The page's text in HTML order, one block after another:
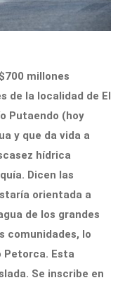
millones
de la localidad de El
Putaendo (hoy
y que da vida a
hídrica
Dicen las
orientada a
de los grandes
comunidades, lo
Petorca. Esta
Se inscribe en